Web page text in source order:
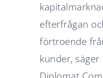
efterfrågan
förtroende
kunder, säger